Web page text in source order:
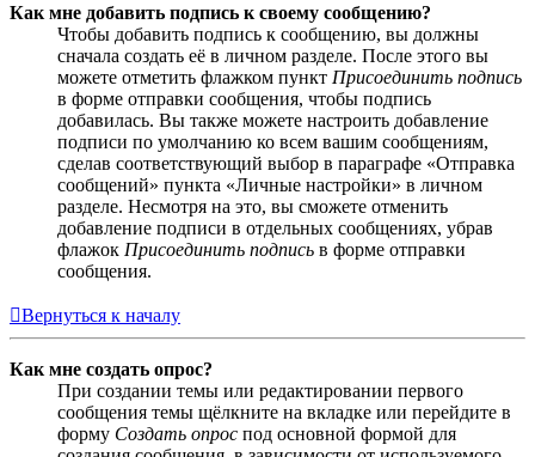
Как мне добавить подпись к своему сообщению?
Чтобы добавить подпись к сообщению, вы должны
сначала создать её в личном разделе. После этого вы
можете отметить флажком пункт Присоединить подпись
в форме отправки сообщения, чтобы подпись
добавилась. Вы также можете настроить добавление
подписи по умолчанию ко всем вашим сообщениям,
сделав соответствующий выбор в параграфе «Отправка
сообщений» пункта «Личные настройки» в личном
разделе. Несмотря на это, вы сможете отменить
добавление подписи в отдельных сообщениях, убрав
флажок Присоединить подпись в форме отправки
сообщения.
Вернуться к началу
Как мне создать опрос?
При создании темы или редактировании первого
сообщения темы щёлкните на вкладке или перейдите в
форму Создать опрос под основной формой для